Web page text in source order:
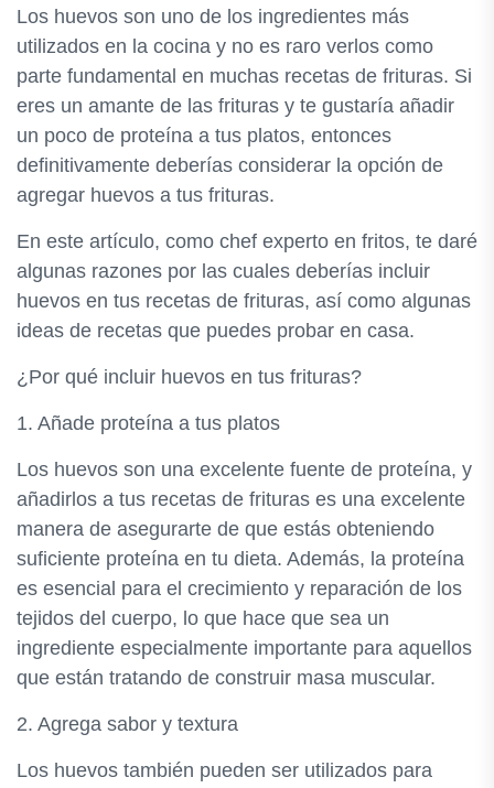
Los huevos son uno de los ingredientes más
utilizados en la cocina y no es raro verlos como
parte fundamental en muchas recetas de frituras. Si
eres un amante de las frituras y te gustaría añadir
un poco de proteína a tus platos, entonces
definitivamente deberías considerar la opción de
agregar huevos a tus frituras.
En este artículo, como chef experto en fritos, te daré
algunas razones por las cuales deberías incluir
huevos en tus recetas de frituras, así como algunas
ideas de recetas que puedes probar en casa.
¿Por qué incluir huevos en tus frituras?
1. Añade proteína a tus platos
Los huevos son una excelente fuente de proteína, y
añadirlos a tus recetas de frituras es una excelente
manera de asegurarte de que estás obteniendo
suficiente proteína en tu dieta. Además, la proteína
es esencial para el crecimiento y reparación de los
tejidos del cuerpo, lo que hace que sea un
ingrediente especialmente importante para aquellos
que están tratando de construir masa muscular.
2. Agrega sabor y textura
Los huevos también pueden ser utilizados para